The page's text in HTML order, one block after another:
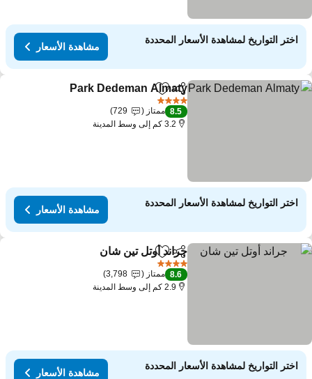
اختر التواريخ لمشاهدة الأسعار المحددة
مشاهدة الأسعار
مشاركةAdd to favorites
Park Dedeman Almaty
8.5 ممتاز
729
3.2 كم إلى وسط المدينة
اختر التواريخ لمشاهدة الأسعار المحددة
مشاهدة الأسعار
مشاركةAdd to favorites
جراند أوتل تين شان
8.6 ممتاز
3,798
2.9 كم إلى وسط المدينة
اختر التواريخ لمشاهدة الأسعار المحددة
مشاهدة الأسعار